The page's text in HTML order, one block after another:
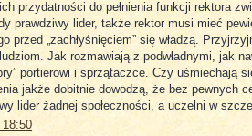
przydatności do pełnienia funkcji rektora
prawdziwy lider, także rektor musi mieć
przed „zachłyśnięciem” się władzą.
Jak rozmawiają z podwładnymi, jak
portierowi i sprzątaczce. Czy uśmiechają
jakże dobitnie dowodzą, że bez pewnych
lider żadnej społeczności, a uczelni w
18:50